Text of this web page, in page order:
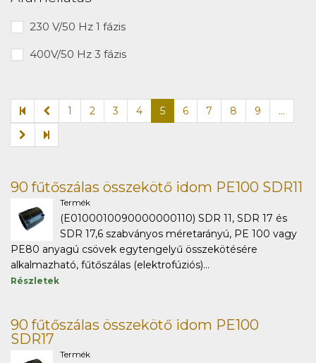
230 V/50 Hz 1 fázis
400V/50 Hz 3 fázis
1 2 3 4 5 6 7 8 9 ...
90 fűtőszálas összekötő idom PE100 SDR11
Termék
(E0100010090000000110) SDR 11, SDR 17 és
SDR 17,6 szabványos méretarányú, PE 100 vagy
PE80 anyagú csövek egytengelyű összekötésére
alkalmazható, fűtőszálas (elektrofúziós)...
Részletek
90 fűtőszálas összekötő idom PE100
SDR17
Termék